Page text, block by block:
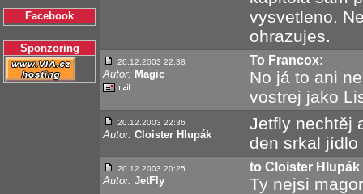
Facebook
Sponzoring
vysvetleno.
ohrazujes.
20.12.2003 22:38
Autor: Magic
To Francox:
No já to ani
vostrej jako
20.12.2003 22:36
Autor: Cloister Hlupák
Jetfly nechtěj
den srkal
20.12.2003 20:25
Autor: JetFly
to Cloister Hlupák
Ty nejsi